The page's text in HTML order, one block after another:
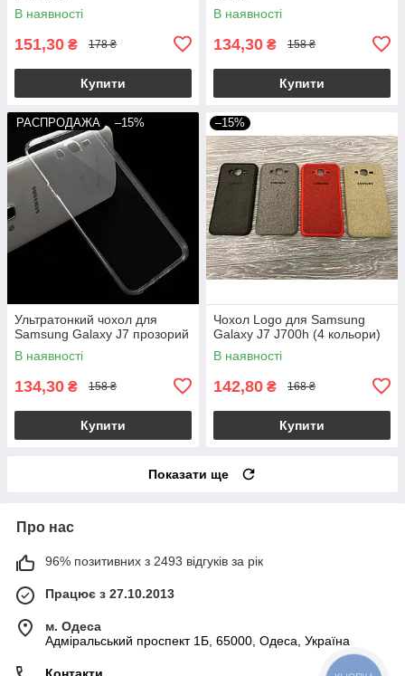
В наявності
151,30 ₴ 178 ₴
Купити
В наявності
134,30 ₴ 158 ₴
Купити
РАСПРОДАЖА –15%
Ультратонкий чохол для
Samsung Galaxy J7 прозорий
В наявності
134,30 ₴ 158 ₴
Купити
–15%
Чохол Logo для Samsung
Galaxy J7 J700h (4 кольори)
В наявності
142,80 ₴ 168 ₴
Купити
Показати ще
Про нас
96% позитивних з 2493 відгуків за рік
Працює з 27.10.2013
м. Одеса
Адміральський проспект 1Б, 65000, Одеса, Україна
Контакти